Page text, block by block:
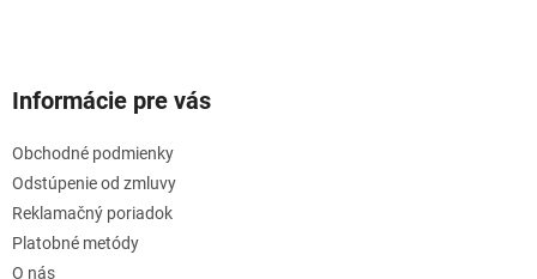
Informácie pre vás
Obchodné podmienky
Odstúpenie od zmluvy
Reklamačný poriadok
Platobné metódy
O nás